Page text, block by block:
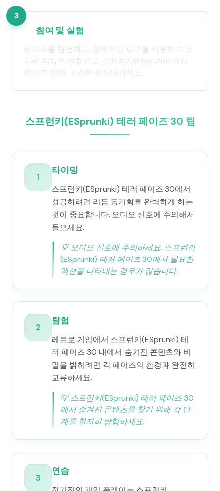
3
참여 및 실험
페이즈를 탐험하고, 창의적인 도구를 사용하여 소
리와 리듬을 실험하고, 스프런키(ESprunki) 테러
페이즈 30의 도전을 헤쳐나가세요.
스프런키(ESprunki) 테러 페이즈 30 팁
1
타이밍
스프런키(ESprunki) 테러 페이즈 30에서
성공하려면 리듬 동기화를 완벽하게 하는
것이 중요합니다. 오디오 신호에 주의해서
들으세요.
💡오디오 신호에 주의하세요. 스프런키
(ESprunki) 테러 페이즈 30에서 필요한
액션을 나타내는 경우가 많습니다.
2
탐험
레트로 게임에서 스프런키(ESprunki) 테
러 페이즈 30 내에서 숨겨진 콘텐츠와 비
밀을 밝히려면 각 페이즈의 환경과 완전히
교류하세요.
💡스프런키(ESprunki) 테러 페이즈 30
에서 숨겨진 콘텐츠를 찾기 위해 각 단
계를 철저히 탐험하세요.
3
연습